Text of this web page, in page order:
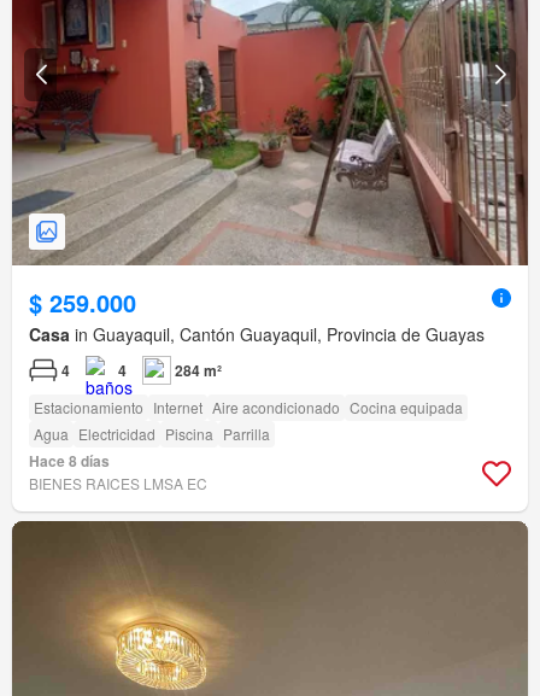
$ 259.000
Casa in Guayaquil, Cantón Guayaquil, Provincia de Guayas
4 4 284 m²
Estacionamiento Internet Aire acondicionado Cocina equipada
Agua Electricidad Piscina Parrilla
Hace 8 días
BIENES RAICES LMSA EC